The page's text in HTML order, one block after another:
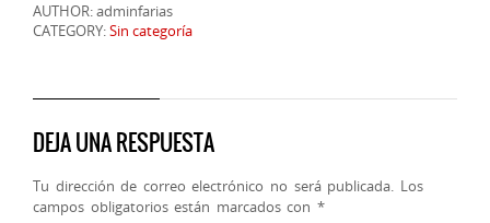
AUTHOR: adminfarias
CATEGORY:Sin categoría
DEJA UNA RESPUESTA
Tu dirección de correo electrónico no será publicada. Los
campos obligatorios están marcados con *